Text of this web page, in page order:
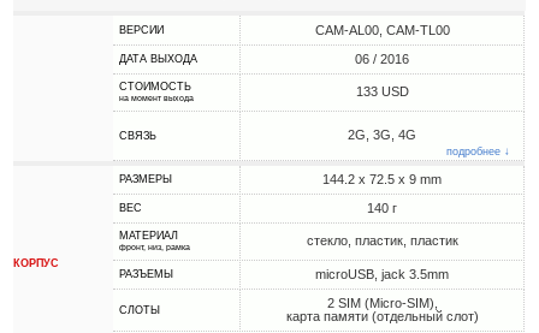
ВЕРСИИ CAM-AL00, CAM-TL00
ДАТА ВЫХОДА 06 / 2016
СТОИМОСТЬ
на момент выхода 133 USD
СВЯЗЬ 2G, 3G, 4G
подробнее ↓
КОРПУС
РАЗМЕРЫ 144.2 x 72.5 x 9 mm
ВЕС 140 г
МАТЕРИАЛ
фронт, низ, рамка стекло, пластик, пластик
РАЗЪЕМЫ microUSB, jack 3.5mm
СЛОТЫ
2 SIM (Micro-SIM),
карта памяти (отдельный слот)